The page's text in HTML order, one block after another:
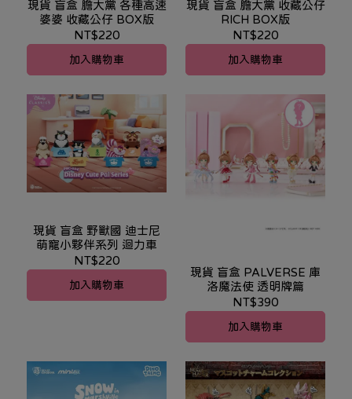
現貨 盲盒 膽大黨 各種高速
婆婆 收藏公仔 BOX版
NT$220
加入購物車
現貨 盲盒 膽大黨 收藏公仔
RICH BOX版
NT$220
加入購物車
現貨 盲盒 野獸國 迪士尼
萌寵小夥伴系列 迴力車
NT$220
加入購物車
現貨 盲盒 PALVERSE 庫
洛魔法使 透明牌篇
NT$390
加入購物車